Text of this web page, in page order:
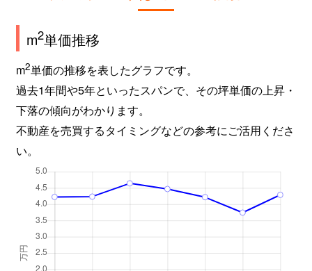
研究学園
19,000万円
研究学園
研究学園
研究学園
5,700万円
高野
4,800万円
高野
3,200万円
研究学園
駒込
26,000万円
牛久
小和田
つくば
金田
m2単価推移
m2単価の推移を表したグラフです。
過去1年間や5年といったスパンで、その坪単価の上昇・
下落の傾向がわかります。
不動産を売買するタイミングなどの参考にご活用くださ
い。